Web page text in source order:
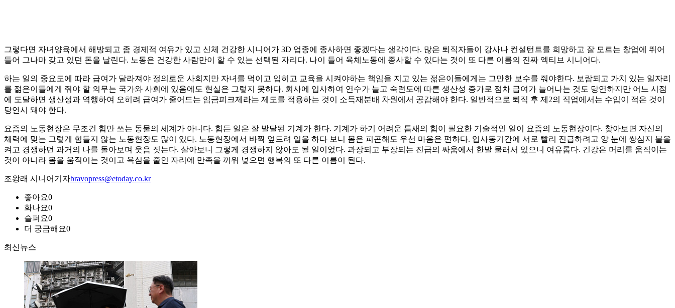
그렇다면 자녀양육에서 해방되고 좀 경제적 여유가 있고 신체 건강한 시니어가 3D 업종에 종사하면 좋겠다는 생각이다. 많은 퇴직자들이 강사나 컨설턴트를 희망하고 잘 모르는 창업에 뛰어
들어 그나마 갖고 있던 돈을 날린다. 노동은 건강한 사람만이 할 수 있는 선택된 자리다. 나이 들어 육체노동에 종사할 수 있다는 것이 또 다른 이름의 진짜 엑티브 시니어다.
하는 일의 중요도에 따라 급여가 달라져야 정의로운 사회지만 자녀를 먹이고 입히고 교육을 시켜야하는 책임을 지고 있는 젊은이들에게는 그만한 보수를 줘야한다. 보람되고 가치 있는 일자리
를 젊은이들에게 줘야 할 의무는 국가와 사회에 있음에도 현실은 그렇지 못하다. 회사에 입사하여 연수가 늘고 숙련도에 따른 생산성 증가로 점차 급여가 늘어나는 것도 당연하지만 어느 시점
에 도달하면 생산성과 역행하여 오히려 급여가 줄어드는 임금피크제라는 제도를 적용하는 것이 소득재분배 차원에서 공감해야 한다. 일반적으로 퇴직 후 제2의 직업에서는 수입이 적은 것이
당연시 돼야 한다.
요즘의 노동현장은 무조건 힘만 쓰는 동물의 세계가 아니다. 힘든 일은 잘 발달된 기계가 한다. 기계가 하기 어려운 틈새의 힘이 필요한 기술적인 일이 요즘의 노동현장이다. 찾아보면 자신의
체력에 맞는 그렇게 힘들지 않는 노동현장도 많이 있다. 노동현장에서 바짝 엎드려 일을 하다 보니 몸은 피곤해도 우선 마음은 편하다. 입사동기간에 서로 빨리 진급하려고 양 눈에 쌍심지 불을
켜고 경쟁하던 과거의 나를 돌아보며 웃음 짓는다. 살아보니 그렇게 경쟁하지 않아도 될 일이었다. 과장되고 부장되는 진급의 싸움에서 한발 물러서 있으니 여유롭다. 건강은 머리를 움직이는
것이 아니라 몸을 움직이는 것이고 욕심을 줄인 자리에 만족을 끼워 넣으면 행복의 또 다른 이름이 된다.
조왕래 시니어기자bravopress@etoday.co.kr
좋아요0
화나요0
슬퍼요0
더 궁금해요0
최신뉴스